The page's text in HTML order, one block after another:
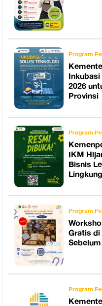
Program
Inkubasi
2026
Provinsi
Program
IKM
Bisnis
Program
Gratis di
Program